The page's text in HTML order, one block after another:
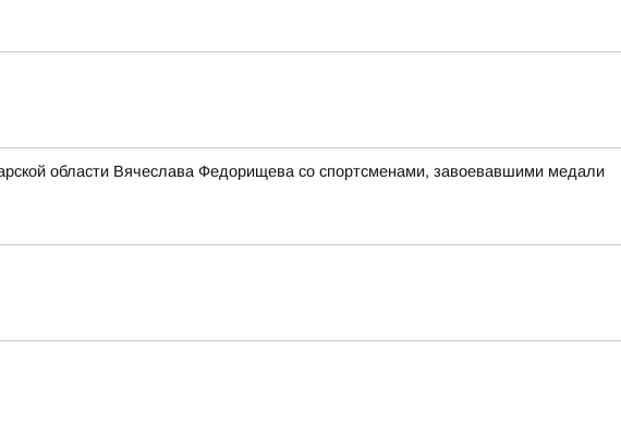
области Вячеслава Федорищева со спортсменами, завоевавшими медали